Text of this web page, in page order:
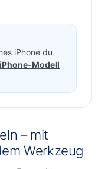
iPhone du
iPhone-Modell
– mit
Werkzeug